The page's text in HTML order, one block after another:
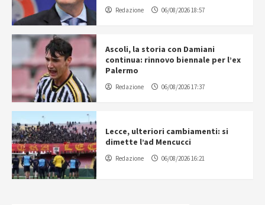
Redazione 06/08/2026 18:57
Ascoli, la storia con Damiani
continua: rinnovo biennale per l’ex
Palermo
Redazione 06/08/2026 17:37
Lecce, ulteriori cambiamenti: si
dimette l’ad Mencucci
Redazione 06/08/2026 16:21